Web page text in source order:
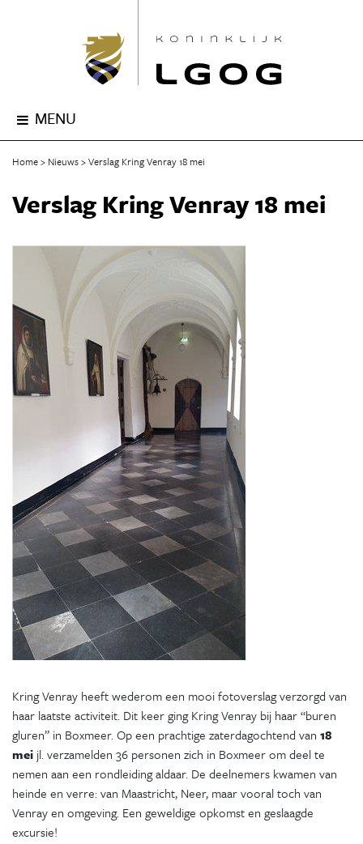
MENU
Home Nieuws Verslag Kring Venray 18 mei
Verslag Kring Venray 18 mei
Kring Venray heeft wederom een mooi fotoverslag verzorgd van
haar laatste activiteit. Dit keer ging Kring Venray bij haar “buren
gluren” in Boxmeer. Op een prachtige zaterdagochtend van 18
mei jl. verzamelden 36 personen zich in Boxmeer om deel te
nemen aan een rondleiding aldaar. De deelnemers kwamen van
heinde en verre: van Maastricht, Neer, maar vooral toch van
Venray en omgeving. Een geweldige opkomst en geslaagde
excursie!